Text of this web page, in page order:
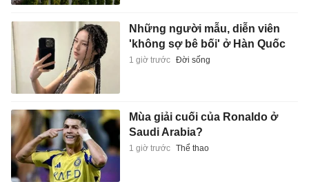
Những người mẫu, diễn viên
'không sợ bê bối' ở Hàn Quốc
1 giờ trước Đời sống
Mùa giải cuối của Ronaldo ở
Saudi Arabia?
1 giờ trước Thể thao